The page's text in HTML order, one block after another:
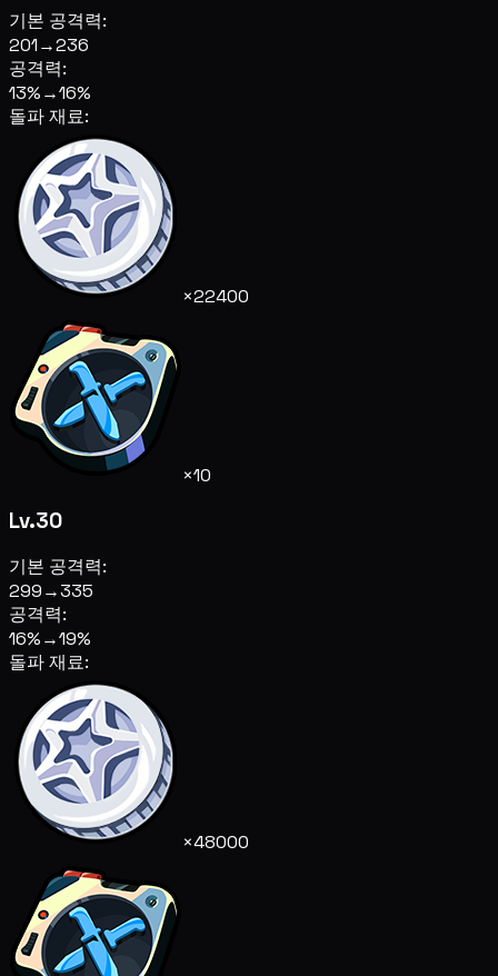
기본 공격력:
201→236
공격력:
13%→16%
돌파 재료:
×22400
×10
Lv.30
기본 공격력:
299→335
공격력:
16%→19%
돌파 재료:
×48000